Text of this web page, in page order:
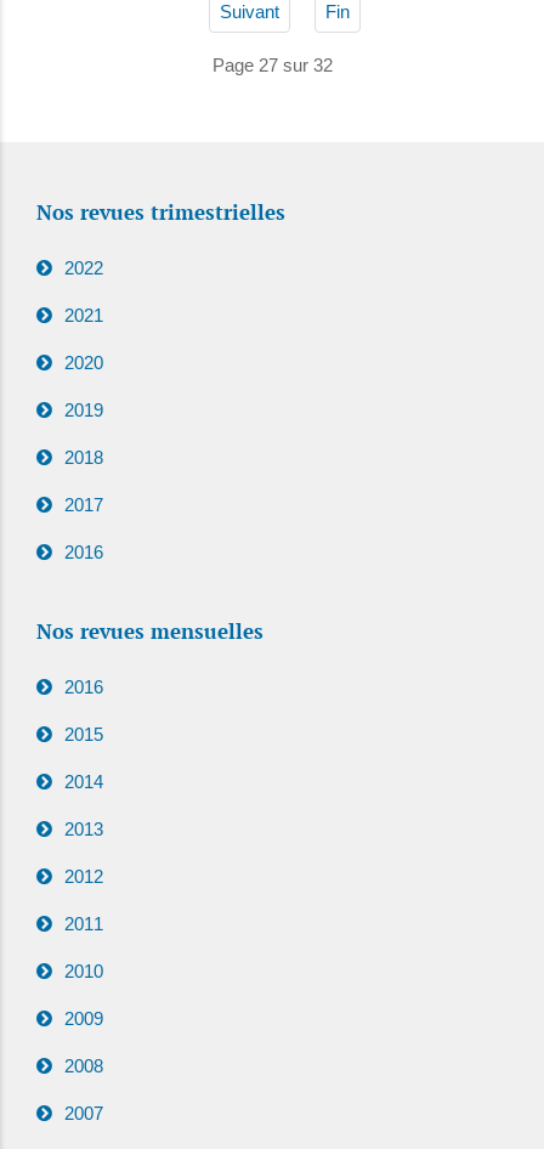
Suivant Fin
Page 27 sur 32
Nos revues trimestrielles
2022
2021
2020
2019
2018
2017
2016
Nos revues mensuelles
2016
2015
2014
2013
2012
2011
2010
2009
2008
2007